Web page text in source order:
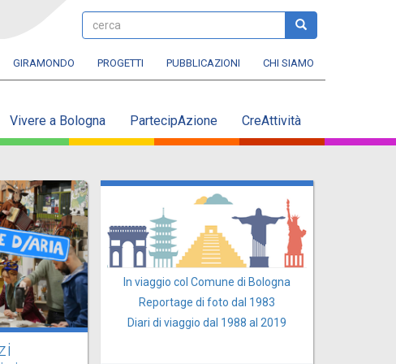
cerca cerca
GIRAMONDO PROGETTI PUBBLICAZIONI CHI SIAMO
Vivere a Bologna PartecipAzione CreAttività
In viaggio col Comune di Bologna
Reportage di foto dal 1983
Diari di viaggio dal 1988 al 2019